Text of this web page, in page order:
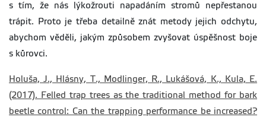
s tím, že nás lýkožrouti napadáním stromů nepřestanou
trápit. Proto je třeba detailně znát metody jejich odchytu,
abychom věděli, jakým způsobem zvyšovat úspěšnost boje
s kůrovci.
Holuša, J., Hlásny, T., Modlinger, R., Lukášová, K., Kula, E.
(2017). Felled trap trees as the traditional method for bark
beetle control: Can the trapping performance be increased?